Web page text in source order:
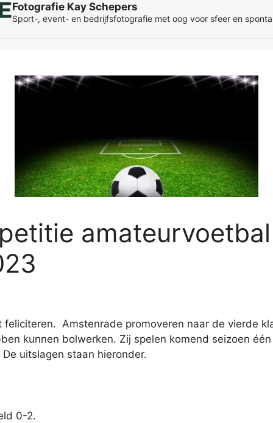
Fotografie Kay Schepers
Sport-, event- en bedrijfsfotografie met oog voor sfeer en
feliciteren. Amstenrade promoveren naar de vierde
kunnen bolwerken. Zij spelen komend seizoen
uitslagen staan hieronder.
0-2.